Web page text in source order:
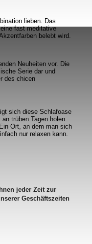
lieben. Das
fast meditative
belebt wird.
Neuheiten vor. Die
Serie dar und
des chicen
sich diese Schlafoase
trüben Tagen holen
Ort, an dem man sich
nur relaxen kann.
jeder Zeit zur
Geschäftszeiten